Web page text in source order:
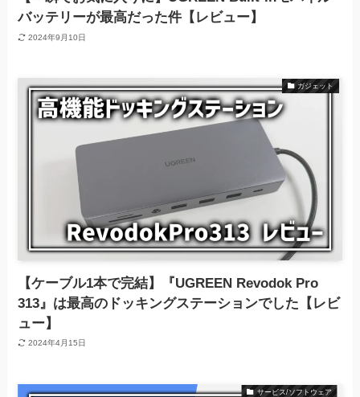
バッテリーが最高だった件【レビュー】
2024年9月10日
ガジェット
【ケーブル1本で完結】『UGREEN Revodok Pro
313』は最高のドッキングステーションでした【レビ
ュー】
2024年4月15日
サービス/ソフトウェア